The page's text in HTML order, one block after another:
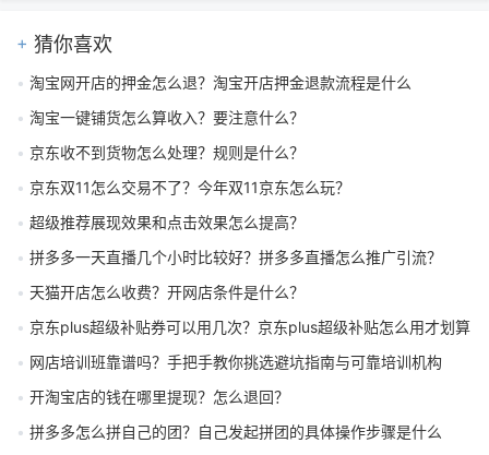
猜你喜欢
淘宝网开店的押金怎么退？淘宝开店押金退款流程是什么
淘宝一键铺货怎么算收入？要注意什么？
京东收不到货物怎么处理？规则是什么？
京东双11怎么交易不了？今年双11京东怎么玩？
超级推荐展现效果和点击效果怎么提高？
拼多多一天直播几个小时比较好？拼多多直播怎么推广引流？
天猫开店怎么收费？开网店条件是什么？
京东plus超级补贴券可以用几次？京东plus超级补贴怎么用才划算
网店培训班靠谱吗？手把手教你挑选避坑指南与可靠培训机构
开淘宝店的钱在哪里提现？怎么退回？
拼多多怎么拼自己的团？自己发起拼团的具体操作步骤是什么